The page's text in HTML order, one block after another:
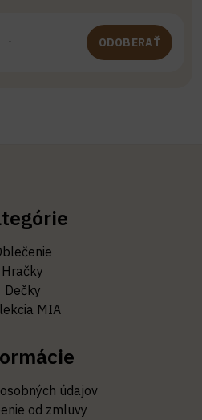
ODOBERAŤ
Hračky
Dečky
MIA
údajov
od zmluvy